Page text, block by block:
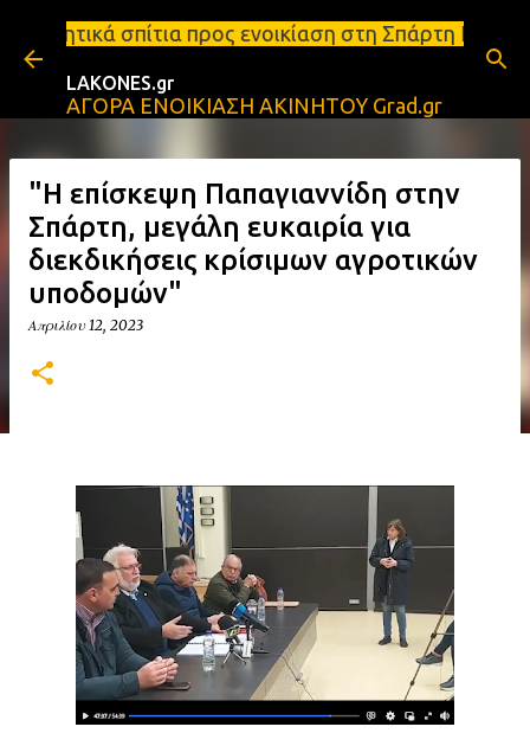
Μετάβαση στο κύριο περιεχόμενο
προς ενοικίαση στη Σπάρτη Ενοικιάσεις
LAKONES.gr
ΑΓΟΡΑ ΕΝΟΙΚΙΑΣΗ ΑΚΙΝΗΤΟΥ Grad.gr
"Η επίσκεψη Παπαγιαννίδη στην
Σπάρτη, μεγάλη ευκαιρία για
διεκδικήσεις κρίσιμων αγροτικών
υποδομών"
Απριλίου 12, 2023